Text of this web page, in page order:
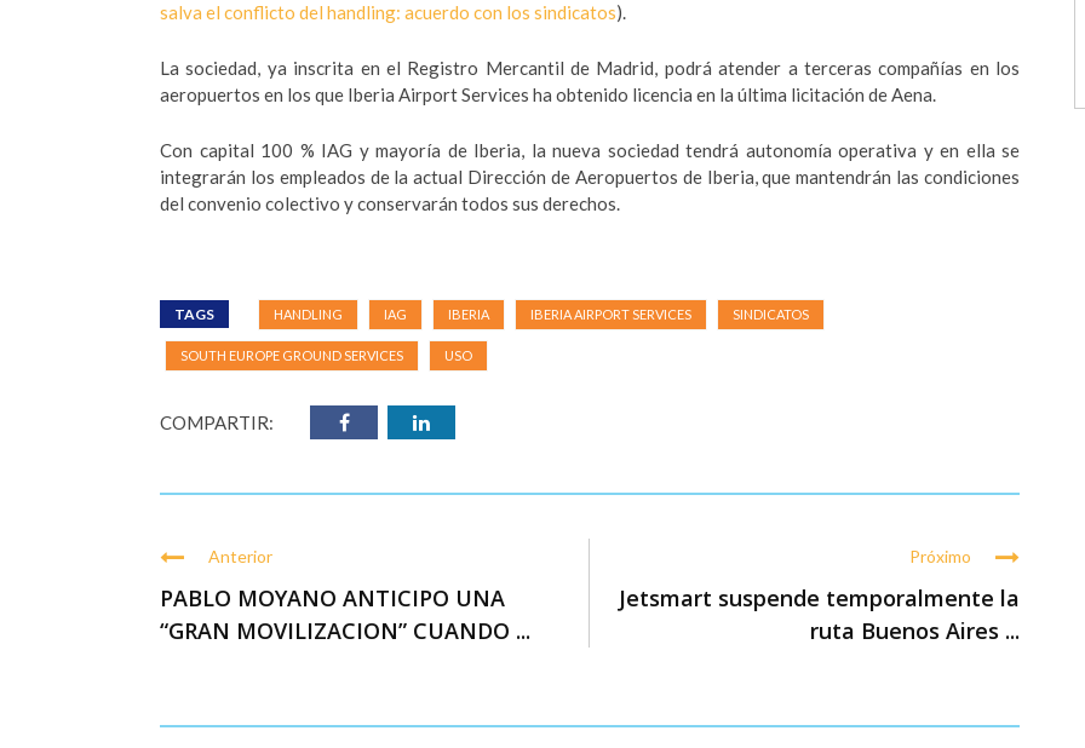
salva el conflicto del handling: acuerdo con los sindicatos).
La sociedad, ya inscrita en el Registro Mercantil de Madrid, podrá atender a terceras compañías en los
aeropuertos en los que Iberia Airport Services ha obtenido licencia en la última licitación de Aena.
Con capital 100 % IAG y mayoría de Iberia, la nueva sociedad tendrá autonomía operativa y en ella se
integrarán los empleados de la actual Dirección de Aeropuertos de Iberia, que mantendrán las condiciones
del convenio colectivo y conservarán todos sus derechos.
TAGS HANDLING IAG IBERIA IBERIA AIRPORT SERVICES SINDICATOS
SOUTH EUROPE GROUND SERVICES USO
COMPARTIR:
Anterior
PABLO MOYANO ANTICIPO UNA
“GRAN MOVILIZACION” CUANDO ...
Próximo
Jetsmart suspende temporalmente la
ruta Buenos Aires ...